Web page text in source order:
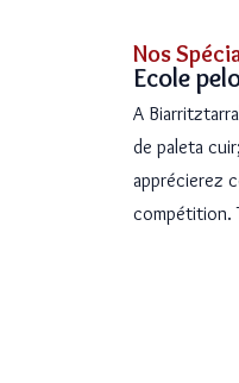
Nos
Ecole
A
de paleta
apprécierez
compétition.